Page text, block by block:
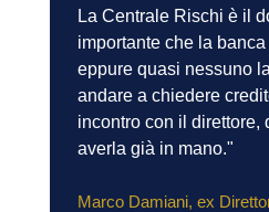
La Centrale Rischi è il
importante che la
eppure quasi nessuno
andare a chiedere
incontro con il direttore,
averla già in mano."
Marco Damiani, ex